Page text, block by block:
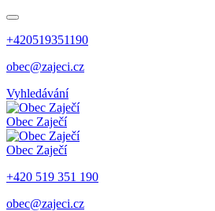
+420519351190
obec@zajeci.cz
Vyhledávání
Obec Zaječí
Obec Zaječí
+420 519 351 190
obec@zajeci.cz